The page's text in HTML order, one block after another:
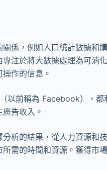
係，例如人口統計數據和
注於將大數據處理為可消
作的信息。
以前稱為 Facebook），都
告收入。
析的結果，從人力資源和
需的時間和資源。獲得市